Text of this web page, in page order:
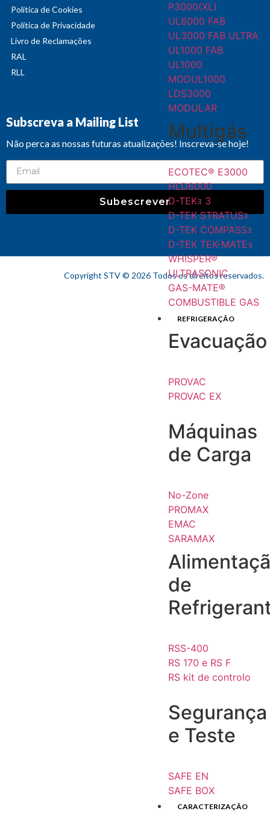
P3000(XL)
UL6000 FAB
UL3000 FAB ULTRA
UL1000 FAB
UL1000
MODUL1000
LDS3000
MODULAR
Multigás
ECOTEC® E3000
HLD6000
D-TEKｮ 3
D-TEK STRATUSｮ
D-TEK COMPASSｮ
D-TEK TEK-MATEｮ
WHISPER®
ULTRASONIC
GAS-MATE®
COMBUSTIBLE GAS
REFRIGERAÇÃO
Evacuação
PROVAC
PROVAC EX
Máquinas
de Carga
No-Zone
PROMAX
EMAC
SARAMAX
de
RSS-400
RS 170 e RS F
RS kit de controlo
Segurança
e Teste
SAFE EN
SAFE BOX
CARACTERIZAÇÃO
Política de Cookies
Política de Privacidade
Livro de Reclamações
RAL
RLL
Subscreva a Mailing List
Não perca as nossas futuras atualizações! Inscreva-se hoje!
Subescrever
Copyright STV © 2026 Todos os direitos reservados.​